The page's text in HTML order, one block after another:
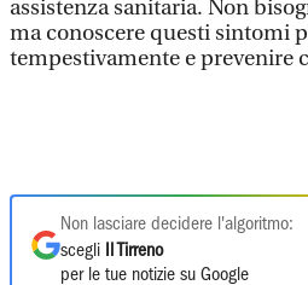
assistenza sanitaria. Non
ma conoscere questi sintomi
tempestivamente e prevenire
Non lasciare decidere l'algoritmo:
scegli
Il Tirreno
per le tue notizie su Google